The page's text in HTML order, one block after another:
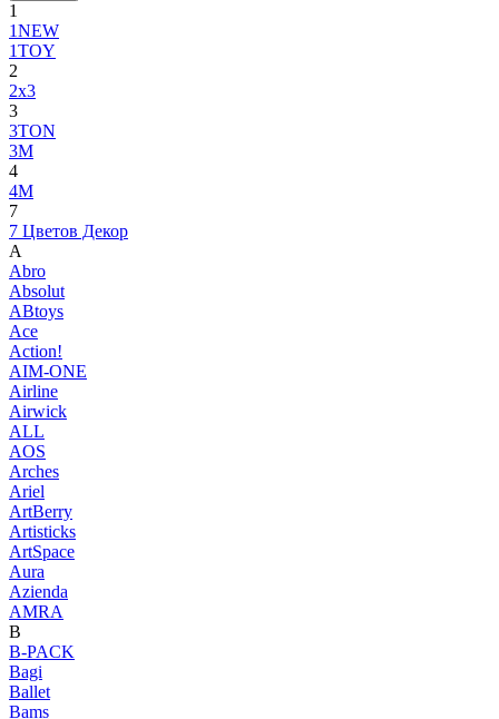
1
1NEW
1TOY
2
2x3
3
3TON
3М
4
4M
7
7 Цветов Декор
A
Abro
Absolut
ABtoys
Ace
Action!
AIM-ONE
Airline
Airwick
ALL
AOS
Arches
Ariel
ArtBerry
Artisticks
ArtSpace
Aura
Azienda
AМRA
B
B-PACK
Bagi
Ballet
Bams